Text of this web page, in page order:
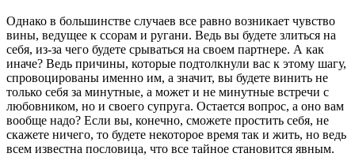
Однако в большинстве случаев все равно возникает чувство
вины, ведущее к ссорам и ругани. Ведь вы будете злиться на
себя, из-за чего будете срываться на своем партнере. А как
иначе? Ведь причины, которые подтолкнули вас к этому шагу,
спровоцированы именно им, а значит, вы будете винить не
только себя за минутные, а может и не минутные встречи с
любовником, но и своего супруга. Остается вопрос, а оно вам
вообще надо? Если вы, конечно, сможете простить себя, не
скажете ничего, то будете некоторое время так и жить, но ведь
всем известна пословица, что все тайное становится явным.